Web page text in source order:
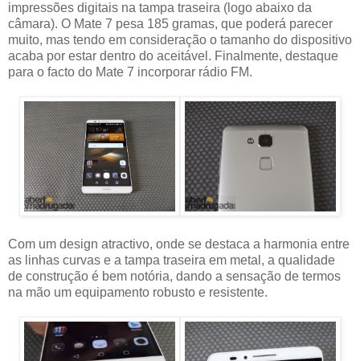
impressões digitais na tampa traseira (logo abaixo da
câmara). O Mate 7 pesa 185 gramas, que poderá parecer
muito, mas tendo em consideração o tamanho do dispositivo
acaba por estar dentro do aceitável. Finalmente, destaque
para o facto do Mate 7 incorporar rádio FM.
Com um design atractivo, onde se destaca a harmonia entre
as linhas curvas e a tampa traseira em metal, a qualidade
de construção é bem notória, dando a sensação de termos
na mão um equipamento robusto e resistente.